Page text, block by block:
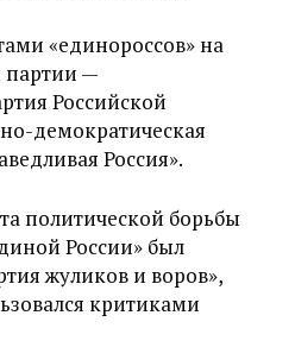
«единороссов» на
партии —
Российской
демократическая
Россия».
политической борьбы
России» был
жуликов и воров»,
критиками